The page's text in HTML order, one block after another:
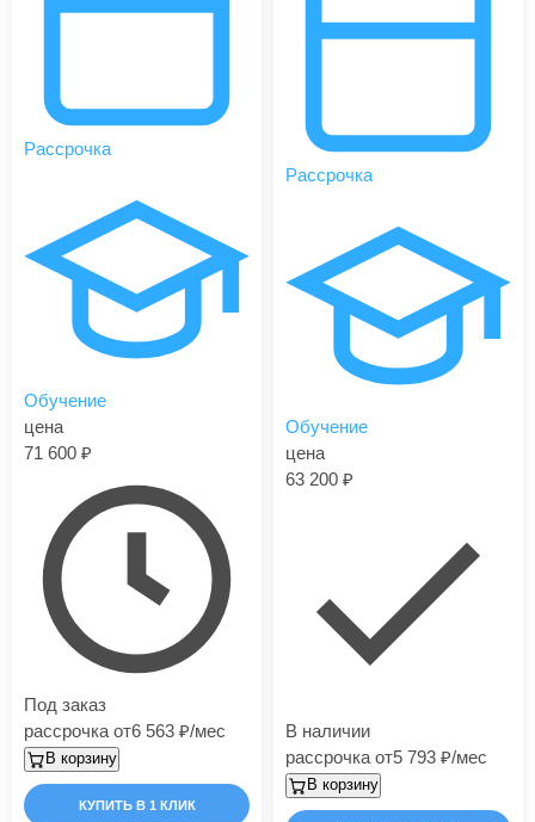
Рассрочка
Обучение
цена
71 600
Под заказ
рассрочка от6 563 /мес
В корзину
КУПИТЬ В 1 КЛИК
Рассрочка
Обучение
цена
63 200
В наличии
рассрочка от5 793 /мес
В корзину